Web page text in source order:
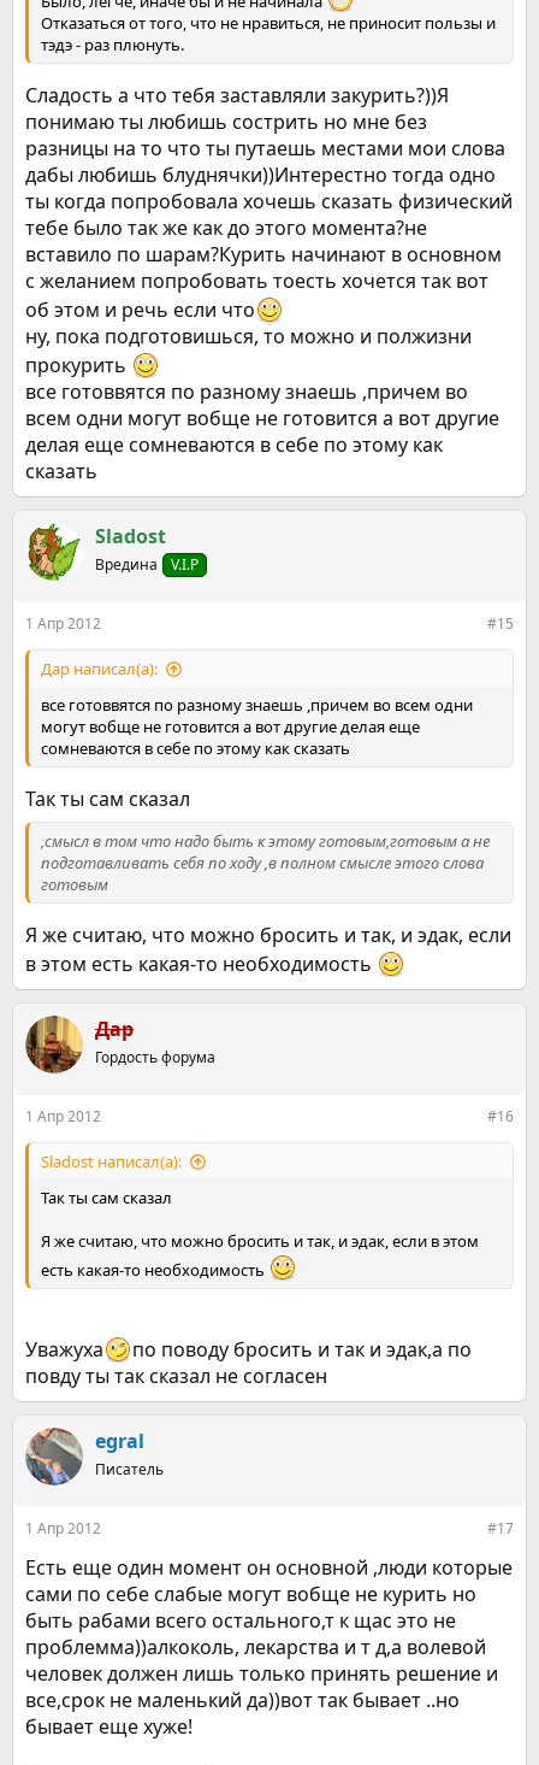
Отказаться от того, что не нравиться, не приносит пользы и
тэдэ - раз плюнуть.
Сладость а что тебя заставляли закурить?))Я
понимаю ты любишь сострить но мне без
разницы на то что ты путаешь местами мои слова
дабы любишь блуднячки))Интерестно тогда одно
ты когда попробовала хочешь сказать физический
тебе было так же как до этого момента?не
вставило по шарам?Курить начинают в основном
с желанием попробовать тоесть хочется так вот
об этом и речь если что
ну, пока подготовишься, то можно и полжизни
прокурить
все готоввятся по разному знаешь ,причем во
всем одни могут вобще не готовится а вот другие
делая еще сомневаются в себе по этому как
сказать
Sladost
Вредина V.I.P
1 Апр 2012 #15
Дар написал(а):
все готоввятся по разному знаешь ,причем во всем одни
могут вобще не готовится а вот другие делая еще
сомневаются в себе по этому как сказать
Так ты сам сказал
,смысл в том что надо быть к этому готовым,готовым а не
подготавливать себя по ходу ,в полном смысле этого слова
готовым
Я же считаю, что можно бросить и так, и эдак, если
в этом есть какая-то необходимость
Дар
Гордость форума
1 Апр 2012 #16
Sladost написал(а):
Так ты сам сказал
Я же считаю, что можно бросить и так, и эдак, если в этом
есть какая-то необходимость
Уважуха
по поводу бросить и так и эдак,а по
повду ты так сказал не согласен
egral
Писатель
1 Апр 2012 #17
Есть еще один момент он основной ,люди которые
сами по себе слабые могут вобще не курить но
быть рабами всего остального,т к щас это не
проблемма))алкоколь, лекарства и т д,а волевой
человек должен лишь только принять решение и
все,срок не маленький да))вот так бывает ..но
бывает еще хуже!